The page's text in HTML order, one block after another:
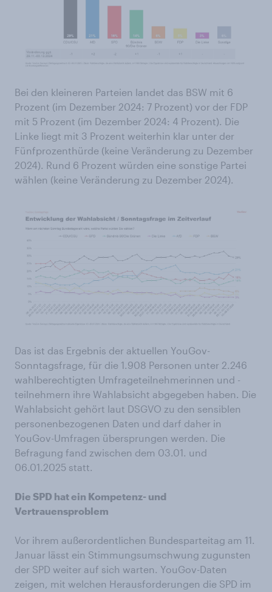
Bei den kleineren Parteien landet das BSW mit 6
Prozent (im Dezember 2024: 7 Prozent) vor der FDP
mit 5 Prozent (im Dezember 2024: 4 Prozent). Die
Linke liegt mit 3 Prozent weiterhin klar unter der
Fünfprozenthürde (keine Veränderung zu Dezember
2024). Rund 6 Prozent würden eine sonstige Partei
wählen (keine Veränderung zu Dezember 2024).
Das ist das Ergebnis der aktuellen YouGov-
Sonntagsfrage, für die 1.908 Personen unter 2.246
wahlberechtigten Umfrageteilnehmerinnen und -
teilnehmern ihre Wahlabsicht abgegeben haben. Die
Wahlabsicht gehört laut DSGVO zu den sensiblen
personenbezogenen Daten und darf daher in
YouGov-Umfragen übersprungen werden. Die
Befragung fand zwischen dem 03.01. und
06.01.2025 statt.
Die SPD hat ein Kompetenz- und
Vertrauensproblem
Vor ihrem außerordentlichen Bundesparteitag am 11.
Januar lässt ein Stimmungsumschwung zugunsten
der SPD weiter auf sich warten. YouGov-Daten
zeigen, mit welchen Herausforderungen die SPD im